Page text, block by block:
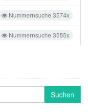
Nummernsuche 3574x
Nummernsuche 3555x
Suchen